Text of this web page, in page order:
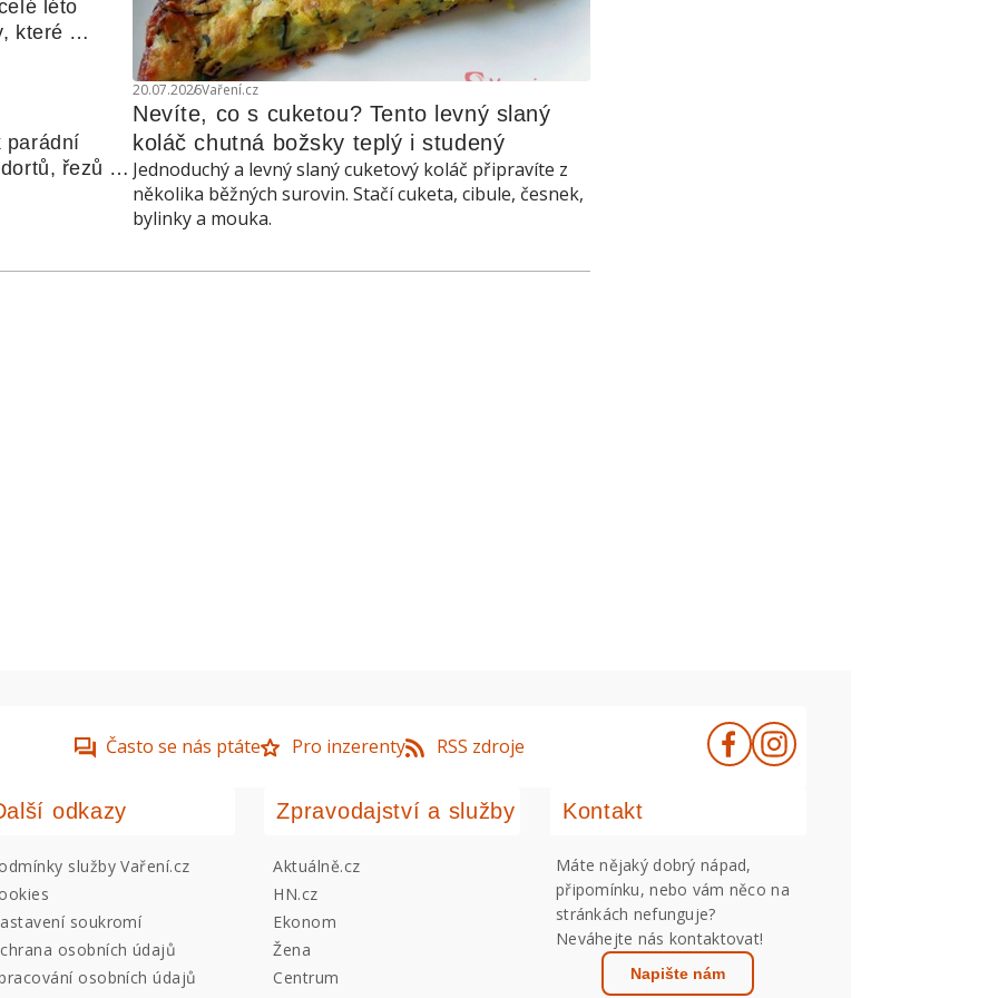
20.07.2026Vaření.cz
Nevíte, co s cuketou? Tento levný slaný
koláč chutná božsky teplý i studený
Jednoduchý a levný slaný cuketový koláč připravíte z
několika běžných surovin. Stačí cuketa, cibule, česnek,
bylinky a mouka.
léto
které
nebo
parádní
řezů a
Často se nás ptáte Pro inzerenty RSS zdroje
odkazy
služby Vaření.cz
soukromí
osobních údajů
osobních údajů
Zpravodajství a služby
Aktuálně.cz
HN.cz
Ekonom
Žena
Centrum
Kontakt
Máte nějaký dobrý nápad,
připomínku, nebo vám něco na
stránkách nefunguje?
Neváhejte nás kontaktovat!
Napište nám